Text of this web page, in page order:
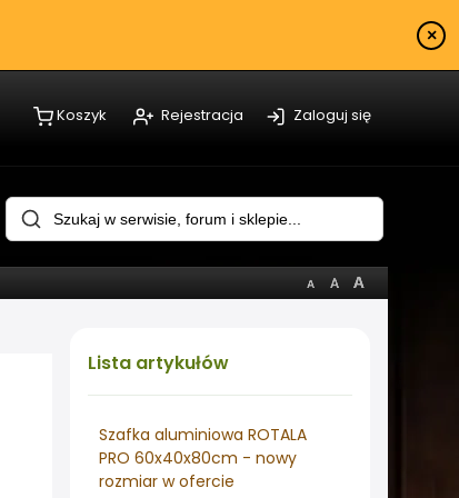
×
Koszyk Rejestracja Zaloguj się
Lista artykułów
Szafka aluminiowa ROTALA
PRO 60x40x80cm - nowy
rozmiar w ofercie